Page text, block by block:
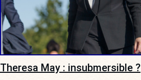
Theresa May : insubmersible ?